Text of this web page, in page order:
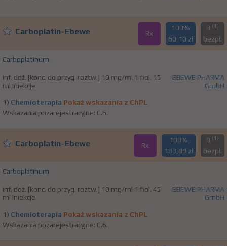
Carboplatin-Ebewe Rx
100%
60,10 zł
B (1)
bezpł.
Carboplatinum
inf. doż. [konc. do przyg. roztw.] 10 mg/ml 1 fiol. 15
ml Iniekcje
EBEWE PHARMA
GmbH
1) Chemioterapia Pokaż wskazania z ChPL
Wskazania pozarejestracyjne: C.6.
Carboplatin-Ebewe Rx
100%
183,89 zł
B (1)
bezpł.
Carboplatinum
inf. doż. [konc. do przyg. roztw.] 10 mg/ml 1 fiol. 45
ml Iniekcje
EBEWE PHARMA
GmbH
1) Chemioterapia Pokaż wskazania z ChPL
Wskazania pozarejestracyjne: C.6.